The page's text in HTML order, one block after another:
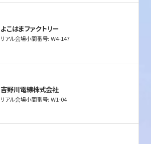
よこはまファクトリー
リアル会場小間番号: W4-147
吉野川電線株式会社
リアル会場小間番号: W1-04